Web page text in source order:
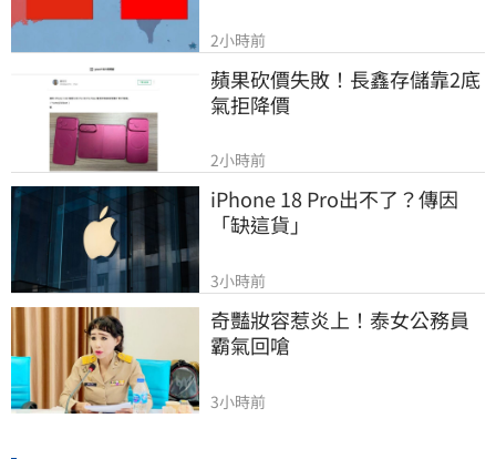
2小時前
蘋果砍價失敗！長鑫存儲靠2底
氣拒降價
2小時前
iPhone 18 Pro出不了？傳因
「缺這貨」
3小時前
奇豔妝容惹炎上！泰女公務員
霸氣回嗆
3小時前